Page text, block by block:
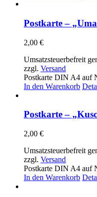
Postkarte –
2,00 €
Umsatzsteuerbefreit
zzgl. Versand
Postkarte DIN A4 auf
In den Warenkorb
Postkarte –
2,00 €
Umsatzsteuerbefreit
zzgl. Versand
Postkarte DIN A4 auf
In den Warenkorb